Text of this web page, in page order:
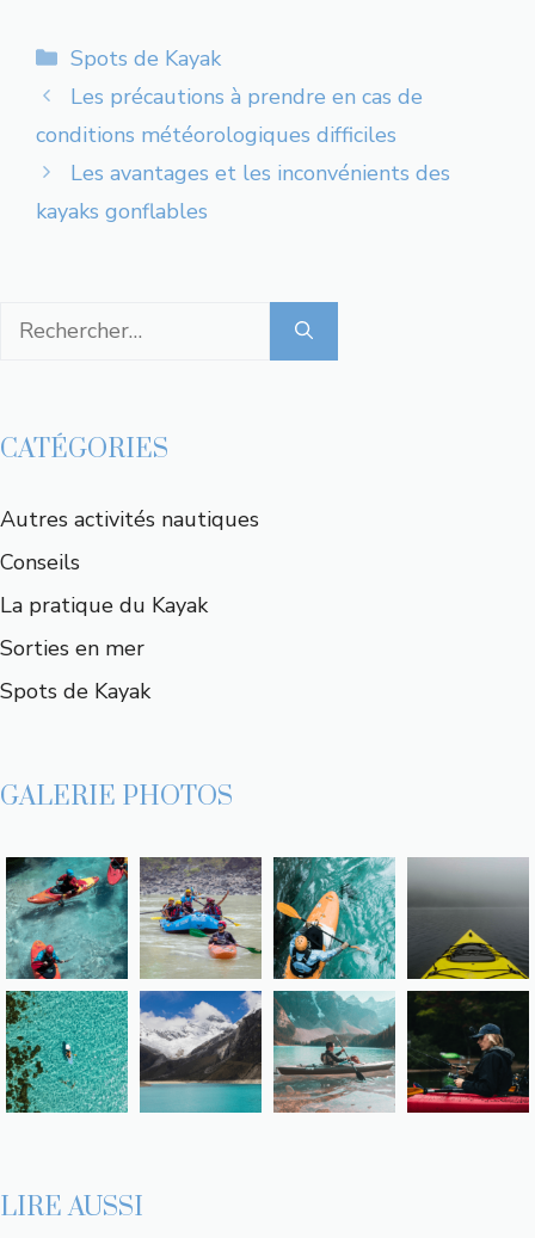
Catégories
Spots de Kayak
Les précautions à prendre en cas de
conditions météorologiques difficiles
Les avantages et les inconvénients des
kayaks gonflables
Rechercher :
CATÉGORIES
Autres activités nautiques
Conseils
La pratique du Kayak
Sorties en mer
Spots de Kayak
GALERIE PHOTOS
LIRE AUSSI